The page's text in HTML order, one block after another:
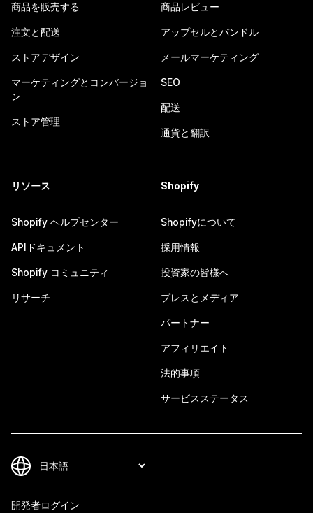
商品を販売する
注文と配送
ストアデザイン
マーケティングとコンバージョ
ン
ストア管理
商品レビュー
アップセルとバンドル
メールマーケティング
SEO
配送
通貨と翻訳
リソース
Shopify ヘルプセンター
APIドキュメント
Shopify コミュニティ
リサーチ
Shopify
Shopifyについて
採用情報
投資家の皆様へ
プレスとメディア
パートナー
アフィリエイト
法的事項
サービスステータス
開発者ログイン